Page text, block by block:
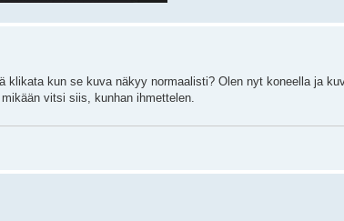
klikata kun se kuva näkyy normaalisti? Olen nyt koneella ja
vitsi siis, kunhan ihmettelen.